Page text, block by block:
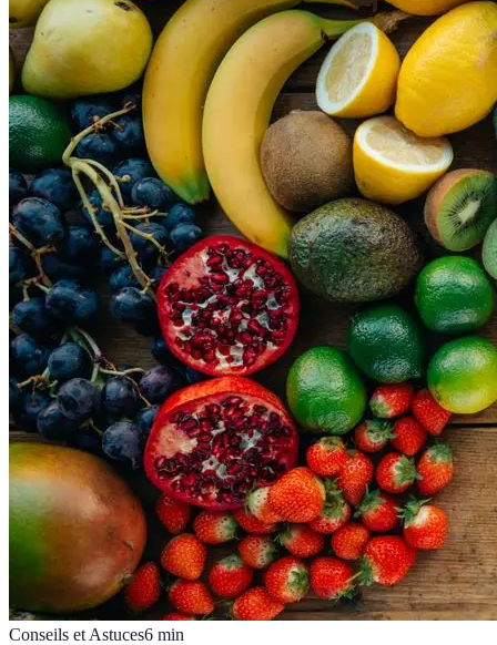
Conseils et Astuces6 min